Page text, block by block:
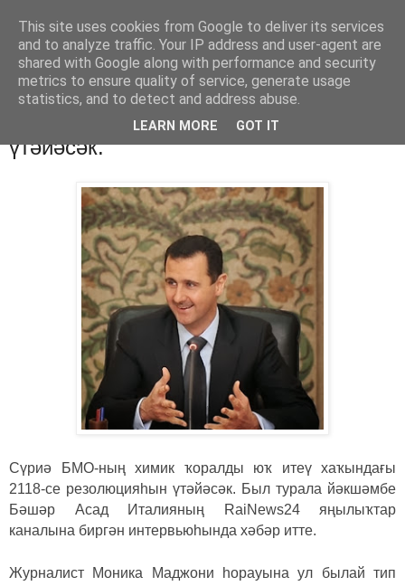
Хәбәрҙәр
понедельник, 30 сентября 2013 г.
Асад: Сүриә БМО резолюцияһын
үтәйәсәк.
Сүриә БМО-ның химик ҡоралды юҡ итеү хаҡындағы
2118-се резолюцияһын үтәйәсәк. Был турала йәкшәмбе
Бәшәр Асад Италияның RaiNews24 яңылыҡтар
каналына биргән интервьюһында хәбәр итте.
Журналист Моника Маджони һорауына ул былай тип
This site uses cookies from Google to deliver its services
and to analyze traffic. Your IP address and user-agent are
shared with Google along with performance and security
metrics to ensure quality of service, generate usage
statistics, and to detect and address abuse.
LEARN MORE GOT IT